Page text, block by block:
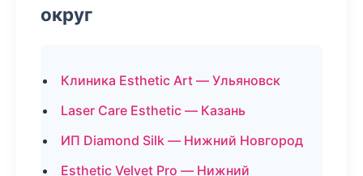
округ
Клиника Esthetic Art — Ульяновск
Laser Care Esthetic — Казань
ИП Diamond Silk — Нижний Новгород
Esthetic Velvet Pro — Нижний